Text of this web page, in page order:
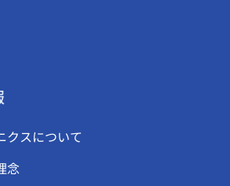
クスについて
念